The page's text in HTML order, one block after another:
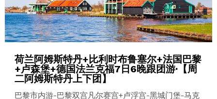
荷兰阿姆斯特丹+比利时布鲁塞尔+法国巴黎
+卢森堡+德国法兰克福7日6晚跟团游·【周
二阿姆斯特丹上下团】
巴黎市内游-巴黎双宫凡尔赛宫+卢浮宫-黑城门堡-马克